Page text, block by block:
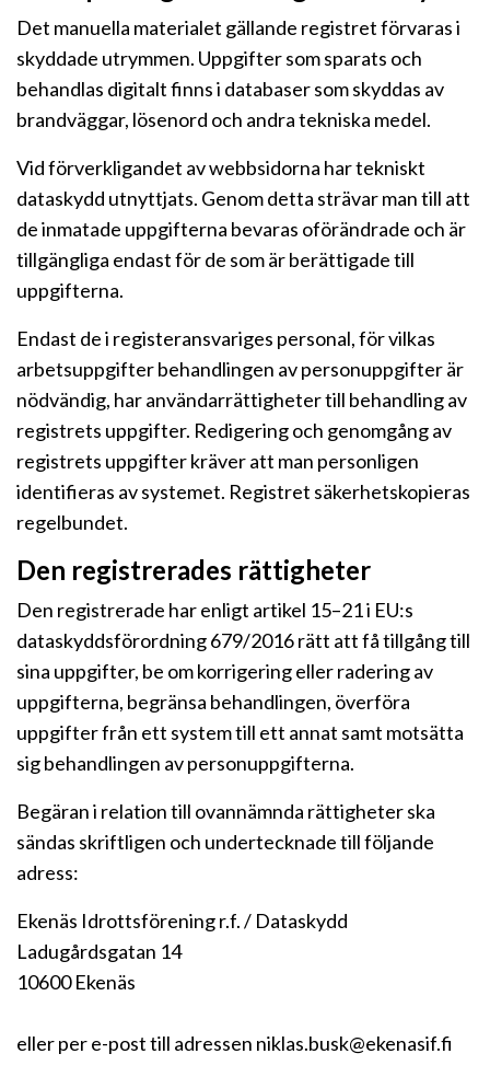
Det manuella materialet gällande registret förvaras i
skyddade utrymmen. Uppgifter som sparats och
behandlas digitalt finns i databaser som skyddas av
brandväggar, lösenord och andra tekniska medel.
Vid förverkligandet av webbsidorna har tekniskt
dataskydd utnyttjats. Genom detta strävar man till att
de inmatade uppgifterna bevaras oförändrade och är
tillgängliga endast för de som är berättigade till
uppgifterna.
Endast de i registeransvariges personal, för vilkas
arbetsuppgifter behandlingen av personuppgifter är
nödvändig, har användarrättigheter till behandling av
registrets uppgifter. Redigering och genomgång av
registrets uppgifter kräver att man personligen
identifieras av systemet. Registret säkerhetskopieras
regelbundet.
Den registrerades rättigheter
Den registrerade har enligt artikel 15–21 i EU:s
dataskyddsförordning 679/2016 rätt att få tillgång till
sina uppgifter, be om korrigering eller radering av
uppgifterna, begränsa behandlingen, överföra
uppgifter från ett system till ett annat samt motsätta
sig behandlingen av personuppgifterna.
Begäran i relation till ovannämnda rättigheter ska
sändas skriftligen och undertecknade till följande
adress:
Ekenäs Idrottsförening r.f. / Dataskydd
Ladugårdsgatan 14
10600 Ekenäs
eller per e-post till adressen niklas.busk@ekenasif.fi